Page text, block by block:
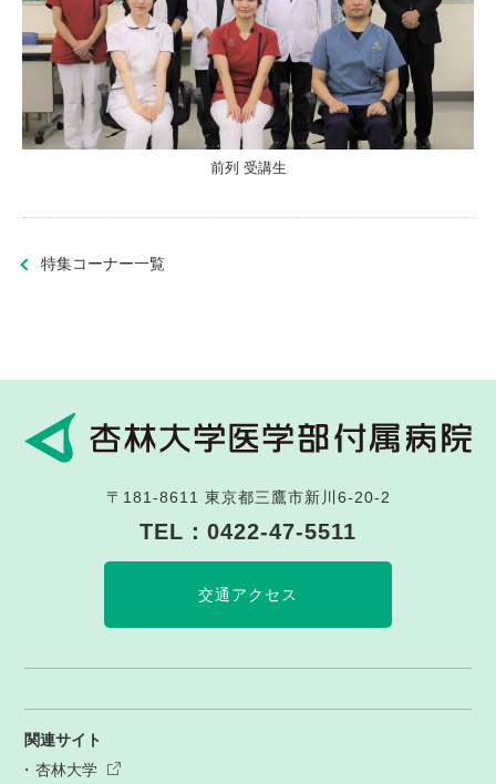
前列 受講生
特集コーナー一覧
〒181-8611 東京都三鷹市新川6-20-2
TEL： 0422-47-5511
交通アクセス
関連サイト
杏林大学